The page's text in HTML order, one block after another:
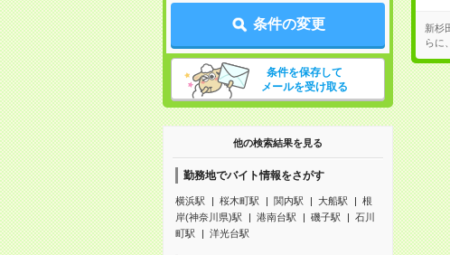
条件の変更
条件を保存して
メールを受け取る
他の検索結果を見る
勤務地でバイト情報をさがす
横浜駅 桜木町駅 関内駅 大船駅
根
岸(神奈川県)駅
港南台駅 磯子駅
石川
町駅
洋光台駅
新杉
らに、